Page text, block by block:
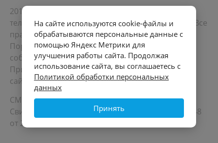
2012-2026 © Портал «Электронное интернет-
телевидение правительства Санкт-Петербурга». Все
права защищены.
Портал Санкт-Петербурга- о его людях, жизни,
событиях, последних новостях.
При перепечатке материалов, прямая ссылка на
сайт обязательна. Возрастное ограничение 12+.
СМИ
Свидетельство Роскомнадзора ЭЛ № ФС 77 - 72748
от 22.05.2018
На сайте используются cookie-файлы и
обрабатываются персональные данные с
помощью Яндекс Метрики для
улучшения работы сайта. Продолжая
использование сайта, вы соглашаетесь с
Политикой обработки персональных
данных
Принять